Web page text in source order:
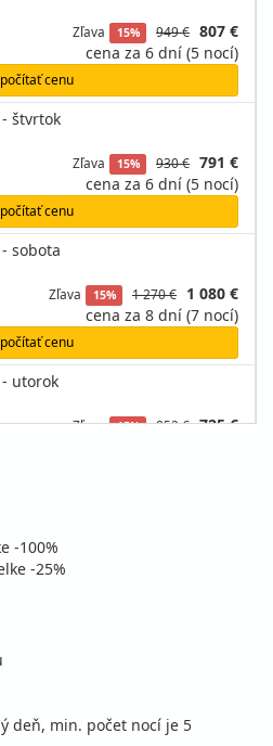
Zľava
15% 949 € 807 €
cena za 6 dní (5 nocí)
cenu
štvrtok
Zľava
15% 930 € 791 €
cena za 6 dní (5 nocí)
cenu
sobota
Zľava
15% 1 270 €
1 080 €
cena za 8 dní (7 nocí)
cenu
utorok
Zľava
15% 852 € 725 €
cenu
-100%
-25%
deň, min. počet nocí je 5